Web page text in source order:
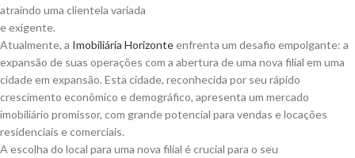
atraindo uma clientela variada
e exigente.
Atualmente, a Imobiliária Horizonteenfrenta um desafio empolgante: a
expansão de suas operações com a abertura de uma nova filial em uma
cidade em expansão. Esta cidade, reconhecida por seu rápido
crescimento econômico e demográfico, apresenta um mercado
imobiliário promissor, com grande potencial para vendas e locações
residenciais e comerciais.
A escolha do local para uma nova filial é crucial para o seu